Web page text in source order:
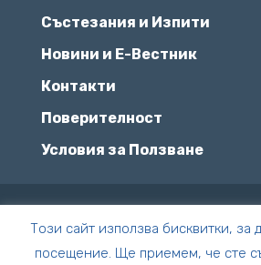
Състезания и Изпити
Новини и Е-Вестник
Контакти
Поверителност
Условия за Ползване
© Всички права
Този сайт използва бисквитки, за
посещение. Ще приемем, че сте